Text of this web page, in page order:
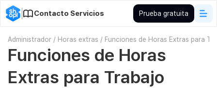
Contacto Servicios Prueba gratuita
Administrador / Horas extras / Funciones de Horas Extras para
Funciones de Horas
Extras para Trabajo